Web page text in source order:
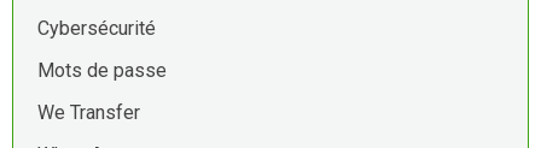
Cybersécurité
Mots de passe
We Transfer